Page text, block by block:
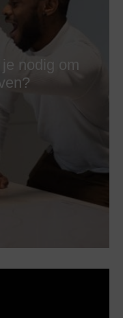
nodig om